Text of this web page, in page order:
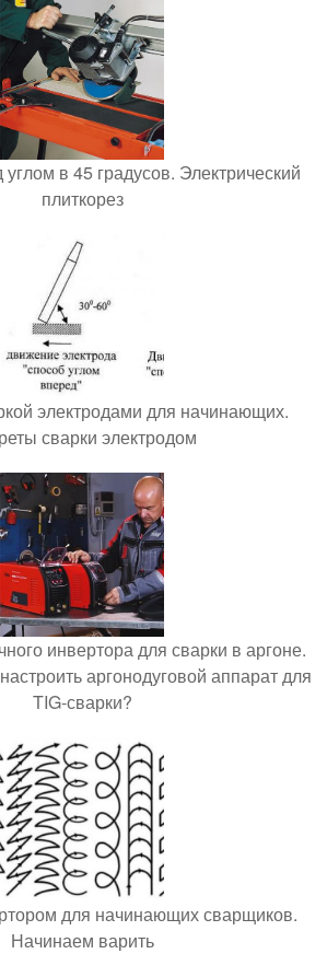
углом в 45 градусов. Электрический
плиткорез
электродами для начинающих.
сварки электродом
инвертора для сварки в аргоне.
аргонодуговой аппарат для
TIG-сварки?
для начинающих сварщиков.
Начинаем варить